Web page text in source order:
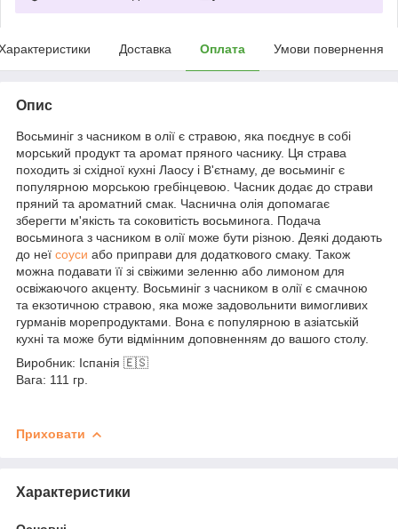
Доставка Оплата Умови повернення
Опис
Восьминіг з часником в олії є стравою, яка поєднує в собі
морський продукт та аромат пряного часнику. Ця страва
походить зі східної кухні Лаосу і В'єтнаму, де восьминіг є
популярною морською гребінцевою. Часник додає до страви
пряний та ароматний смак. Часнична олія допомагає
зберегти м'якість та соковитість восьминога. Подача
восьминога з часником в олії може бути різною. Деякі додають
до неї соуси або приправи для додаткового смаку. Також
можна подавати її зі свіжими зеленню або лимоном для
освіжаючого акценту. Восьминіг з часником в олії є смачною
та екзотичною стравою, яка може задовольнити вимогливих
гурманів морепродуктами. Вона є популярною в азіатській
кухні та може бути відмінним доповненням до вашого столу.
Виробник: Іспанія 🇪🇸
Вага: 111 гр.
Приховати
Характеристики